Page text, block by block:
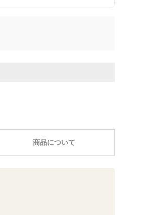
商品について